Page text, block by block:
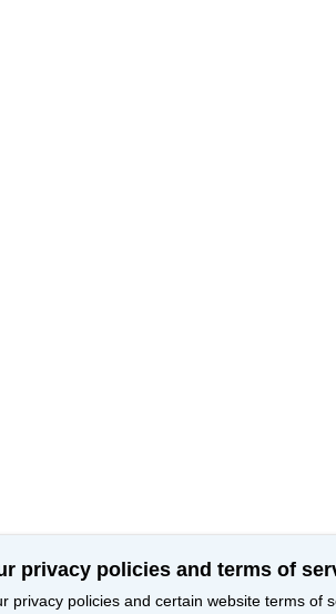
privacy policies and terms of
privacy policies and certain website terms of